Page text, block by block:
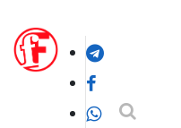
content
Telegram
Facebook
WhatsApp